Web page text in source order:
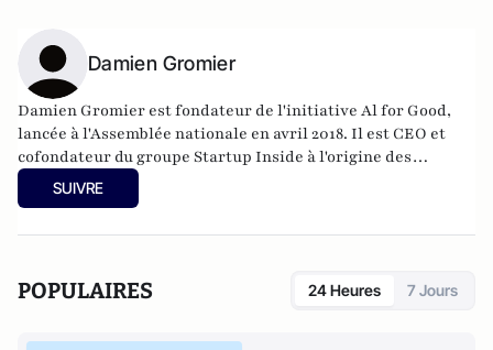
Damien Gromier
Damien Gromier est fondateur de l'initiative Al for Good,
lancée à l'Assemblée nationale en avril 2018. Il est CEO et
cofondateur du groupe Startup Inside à l'origine des
conférences internationales AI for Health, AI for Finance et
AI for the Planet. Il est également cofondateur et ancien
l'IA.
SUIVRE
POPULAIRES 24 Heures 7 Jours